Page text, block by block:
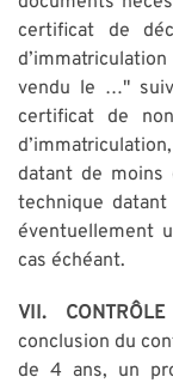
certificat de
vendu le …"
certificat de
datant de
technique
éventuellement
cas échéant.
VII.
conclusion du
de 4 ans, un